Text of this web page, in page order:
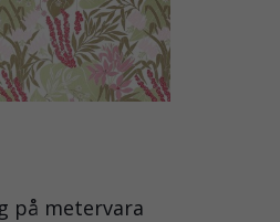
på metervara